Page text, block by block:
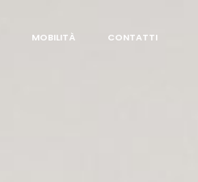
MOBILITÀ CONTATTI